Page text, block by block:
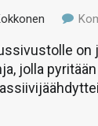
on
jolla